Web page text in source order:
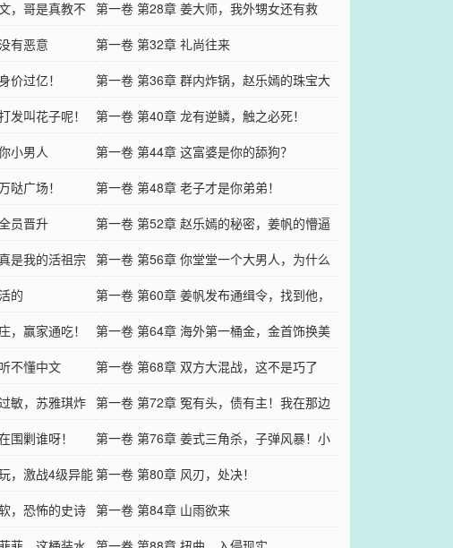
，哥是真教不 第一卷 第28章 姜大师，我外甥女还有救
吗？
有恶意
第一卷 第32章 礼尚往来
价过亿！
第一卷 第36章 群内炸锅，赵乐嫣的珠宝大
甩卖！
发叫花子呢！
第一卷 第40章 龙有逆鳞，触之必死！
小男人
第一卷 第44章 这富婆是你的舔狗？
哒广场！
第一卷 第48章 老子才是你弟弟！
员晋升
第一卷 第52章 赵乐嫣的秘密，姜帆的懵逼
是我的活祖宗 第一卷 第56章 你堂堂一个大男人，为什么
当小三！
的
第一卷 第60章 姜帆发布通缉令，找到他，
500万！
，赢家通吃！
第一卷 第64章 海外第一桶金，金首饰换美
刀！
不懂中文
第一卷 第68章 双方大混战，这不是巧了
吗？
敏，苏雅琪炸 第一卷 第72章 冤有头，债有主！我在那边
等你
围剿谁呀！
第一卷 第76章 姜式三角杀，子弹风暴！小
刀慢剌！
，激战4级异能第一卷 第80章 风刃，处决！
，恐怖的史诗 第一卷 第84章 山雨欲来